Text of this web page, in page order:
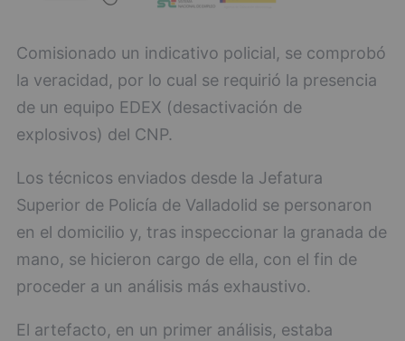
Comisionado un indicativo policial, se comprobó
la veracidad, por lo cual se requirió la presencia
de un equipo EDEX (desactivación de
explosivos) del CNP.
Los técnicos enviados desde la Jefatura
Superior de Policía de Valladolid se personaron
en el domicilio y, tras inspeccionar la granada de
mano, se hicieron cargo de ella, con el fin de
proceder a un análisis más exhaustivo.
El artefacto, en un primer análisis, estaba